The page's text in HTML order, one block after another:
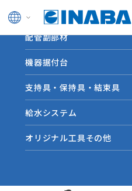
ドレン管
配管副部材
機器据付台
支持具・保持具・結束具
給水システム
オリジナル工具その他
HOME INABA note